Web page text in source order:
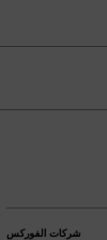
شركات الفوركس